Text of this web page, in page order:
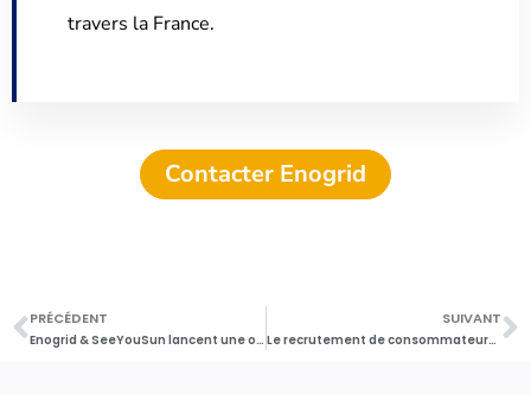
travers la France.
Contacter Enogrid
PRÉCÉDENT
Enogrid & SeeYouSun lancent une offre de délégation de centrales en ACC
SUIVANT
Le recrutement de consommateurs en autoconsommation collective